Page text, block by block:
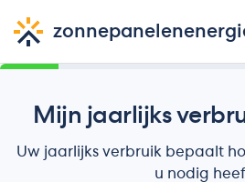
Verbruik
Uw
dak
Installatie
resultaat
Mijn jaarlijks
Uw jaarlijks verbruik bepaalt
u nodig